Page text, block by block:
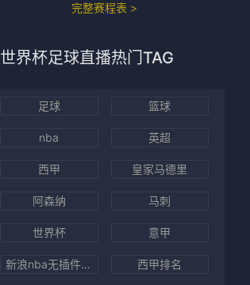
完整赛程表 >
世界杯足球直播热门TAG
足球 篮球
nba 英超
西甲 皇家马德里
阿森纳 马刺
世界杯 意甲
新浪nba无插件直播 西甲排名